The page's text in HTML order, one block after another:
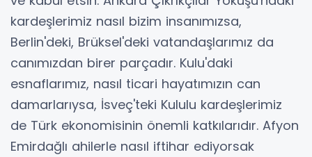
kardeşlerimiz nasıl bizim insanımızsa,
Berlin'deki, Brüksel'deki vatandaşlarımız da
canımızdan birer parçadır. Kulu'daki
esnaflarımız, nasıl ticari hayatımızın can
damarlarıysa, İsveç'teki Kululu kardeşlerimiz
de Türk ekonomisinin önemli katkılarıdır. Afyon
Emirdağlı ahilerle nasıl iftihar ediyorsak